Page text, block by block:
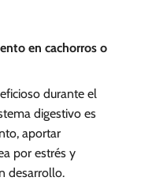
en cachorros o
durante el
digestivo es
aportar
por estrés y
desarrollo.